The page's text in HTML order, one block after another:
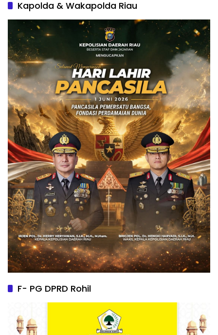
Kapolda & Wakapolda Riau
F- PG DPRD Rohil